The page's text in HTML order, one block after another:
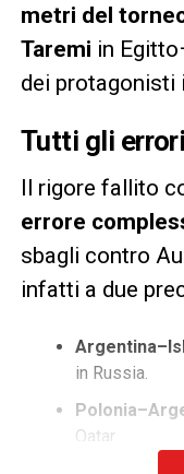
metri del
Taremi in
dei protagonisti
Tutti gli
Il rigore fallito
errore
sbagli contro
infatti a due
in Russia.
Qatar.